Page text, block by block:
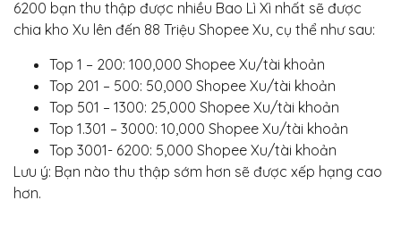
6200 bạn thu thập được nhiều Bao Lì Xì nhất sẽ được
chia kho Xu lên đến 88 Triệu Shopee Xu, cụ thể như sau:
Top 1 – 200: 100,000 Shopee Xu/tài khoản
Top 201 – 500: 50,000 Shopee Xu/tài khoản
Top 501 – 1300: 25,000 Shopee Xu/tài khoản
Top 1.301 – 3000: 10,000 Shopee Xu/tài khoản
Top 3001- 6200: 5,000 Shopee Xu/tài khoản
Lưu ý: Bạn nào thu thập sớm hơn sẽ được xếp hạng cao
hơn.